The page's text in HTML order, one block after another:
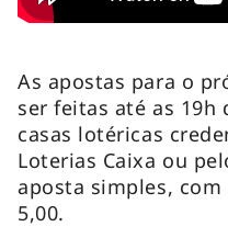
As apostas para o
ser feitas até as
casas lotéricas
Loterias Caixa ou
aposta simples, com
5,00.